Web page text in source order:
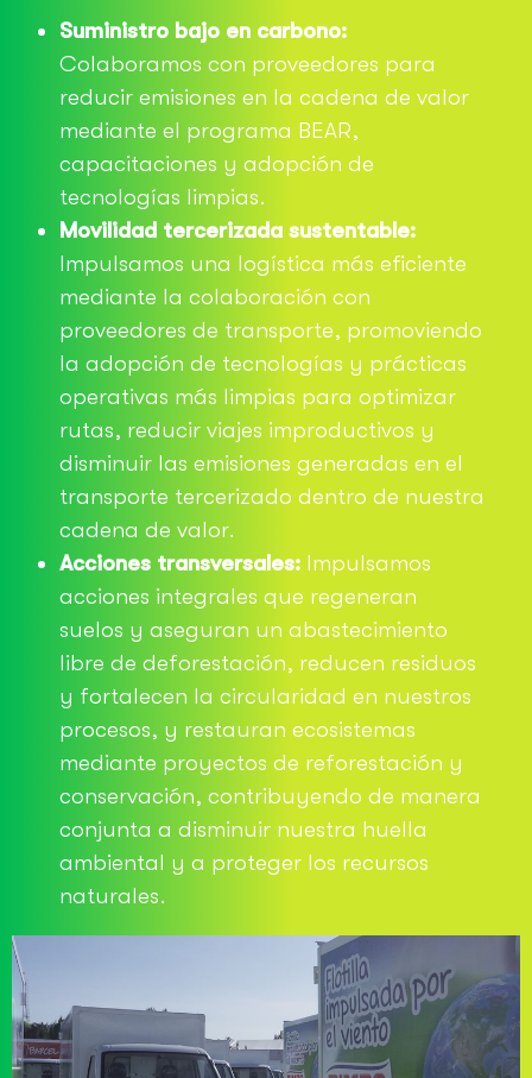
Suministro bajo en carbono:
Colaboramos con proveedores para
reducir emisiones en la cadena de valor
mediante el programa BEAR,
capacitaciones y adopción de
tecnologías limpias.
Movilidad tercerizada sustentable:
Impulsamos una logística más eficiente
mediante la colaboración con
proveedores de transporte, promoviendo
la adopción de tecnologías y prácticas
operativas más limpias para optimizar
rutas, reducir viajes improductivos y
disminuir las emisiones generadas en el
transporte tercerizado dentro de nuestra
cadena de valor.
Acciones transversales: Impulsamos
acciones integrales que regeneran
suelos y aseguran un abastecimiento
libre de deforestación, reducen residuos
y fortalecen la circularidad en nuestros
procesos, y restauran ecosistemas
mediante proyectos de reforestación y
conservación, contribuyendo de manera
conjunta a disminuir nuestra huella
ambiental y a proteger los recursos
naturales.